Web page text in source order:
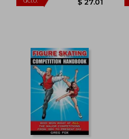
50%